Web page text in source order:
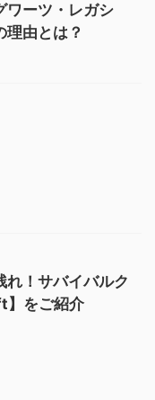
ワーツ・レガシ
理由とは？
れ！サバイバルク
】をご紹介